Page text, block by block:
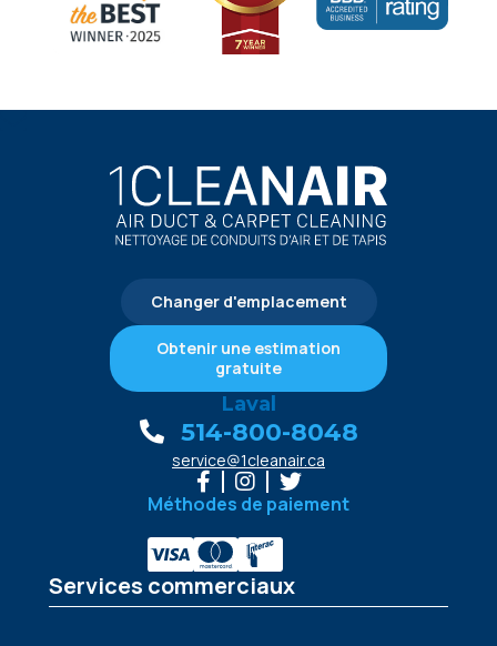
Changer d'emplacement
Obtenir une estimation
gratuite
Laval
514-800-8048
service@1cleanair.ca
Méthodes de paiement
Services commerciaux